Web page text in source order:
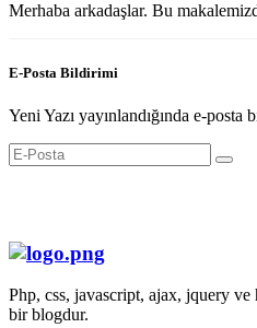
Merhaba arkadaşlar. Bu
E-Posta Bildirimi
Yeni Yazı yayınlandığında e-posta
Php, css, javascript, ajax, jquery
bir blogdur.